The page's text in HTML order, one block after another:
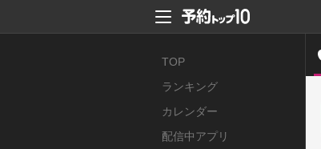
TOP
ランキング
カレンダー
配信中アプリ